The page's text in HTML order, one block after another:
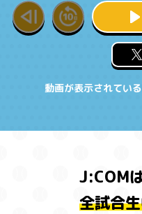
動画が表示されてい
J:COM
全試合